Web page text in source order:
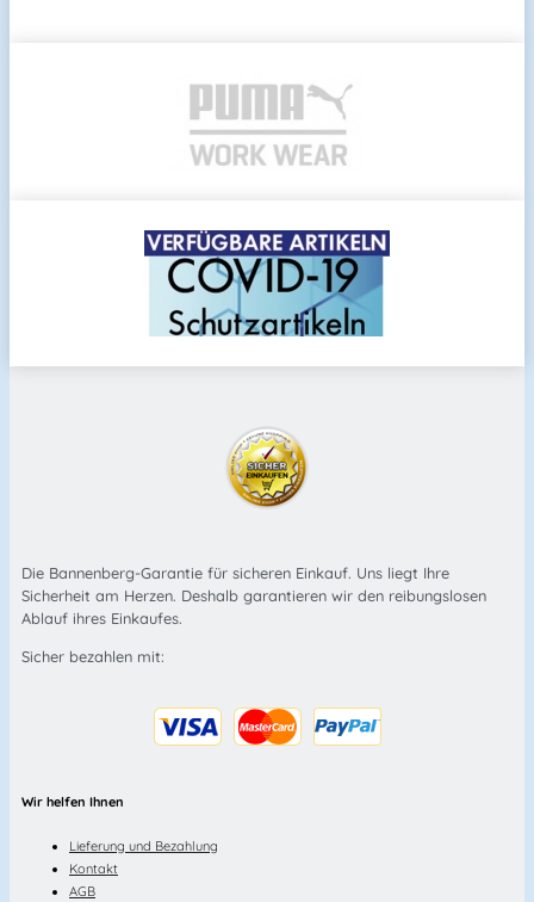
Die Bannenberg-Garantie für sicheren Einkauf. Uns liegt Ihre
Sicherheit am Herzen. Deshalb garantieren wir den reibungslosen
Ablauf ihres Einkaufes.
Sicher bezahlen mit:
Wir helfen Ihnen
Lieferung und Bezahlung
Kontakt
AGB